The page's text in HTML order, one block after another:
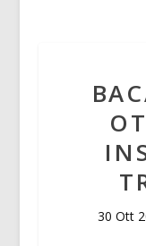
30 Ott